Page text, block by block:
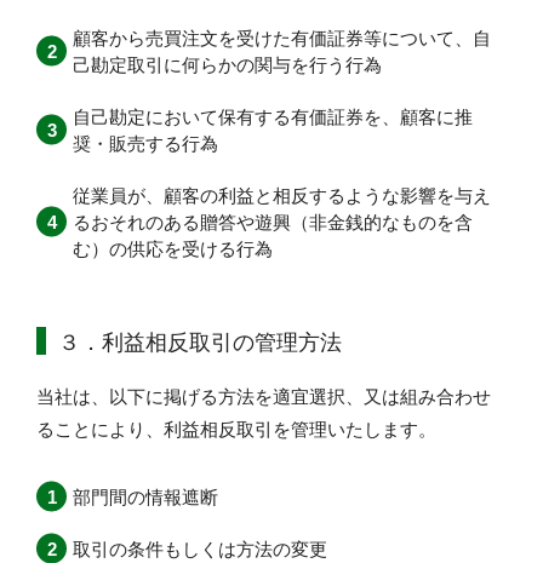
顧客から売買注文を受けた有価証券等について、自
己勘定取引に何らかの関与を行う行為
自己勘定において保有する有価証券を、顧客に推
奨・販売する行為
従業員が、顧客の利益と相反するような影響を与え
るおそれのある贈答や遊興（非金銭的なものを含
む）の供応を受ける行為
３．利益相反取引の管理方法
当社は、以下に掲げる方法を適宜選択、又は組み合わせ
ることにより、利益相反取引を管理いたします。
部門間の情報遮断
取引の条件もしくは方法の変更